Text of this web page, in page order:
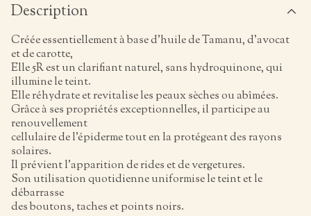
Description
Créée essentiellement à base d’huile de Tamanu, d’avocat
et de carotte,
Elle 5R est un clarifiant naturel, sans hydroquinone, qui
illumine le teint.
Elle réhydrate et revitalise les peaux sèches ou abîmées.
Grâce à ses propriétés exceptionnelles, il participe au
renouvellement
cellulaire de l’épiderme tout en la protégeant des rayons
solaires.
Il prévient l’apparition de rides et de vergetures.
Son utilisation quotidienne uniformise le teint et le
débarrasse
des boutons, taches et points noirs.